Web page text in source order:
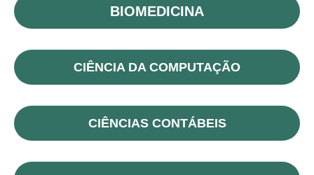
BIOMEDICINA
CIÊNCIA DA COMPUTAÇÃO
CIÊNCIAS CONTÁBEIS